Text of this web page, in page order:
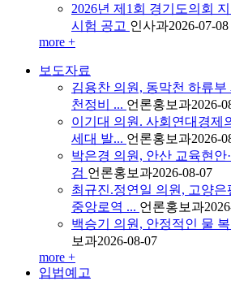
2026년 제1회 경기도의회
시험 공고 인사과2026-07-08
more +
보도자료
김용찬 의원, 동막천 하류
천정비 ... 언론홍보과2026-
이기대 의원. 사회연대경제
세대 발... 언론홍보과2026-
박은경 의원, 안산 교육현안
검 언론홍보과2026-08-07
최규진.정연일 의원, 고양
중앙로역 ... 언론홍보과
백승기 의원, 안정적인 물
보과2026-08-07
more +
입법예고